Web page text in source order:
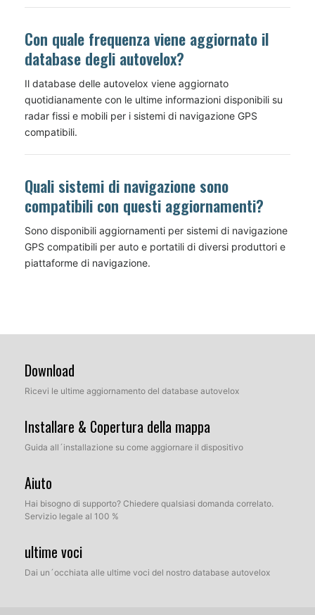
Con quale frequenza viene aggiornato il
database degli autovelox?
Il database delle autovelox viene aggiornato
quotidianamente con le ultime informazioni disponibili su
radar fissi e mobili per i sistemi di navigazione GPS
compatibili.
Quali sistemi di navigazione sono
compatibili con questi aggiornamenti?
Sono disponibili aggiornamenti per sistemi di navigazione
GPS compatibili per auto e portatili di diversi produttori e
piattaforme di navigazione.
Download
Ricevi le ultime aggiornamento del database autovelox
Installare & Copertura della mappa
Guida all´installazione su come aggiornare il dispositivo
Aiuto
Hai bisogno di supporto? Chiedere qualsiasi domanda correlato.
Servizio legale al 100 %
ultime voci
Dai un´occhiata alle ultime voci del nostro database autovelox